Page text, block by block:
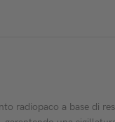
radiopaco a base di